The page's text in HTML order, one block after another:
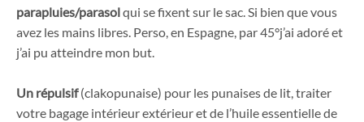
parapluies/parasolqui se fixent sur le sac. Si bien que vous
avez les mains libres. Perso, en Espagne, par 45°j’ai adoré et
j’ai pu atteindre mon but.
Un répulsif(clakopunaise) pour les punaises de lit, traiter
votre bagage intérieur extérieur et de l’huile essentielle de